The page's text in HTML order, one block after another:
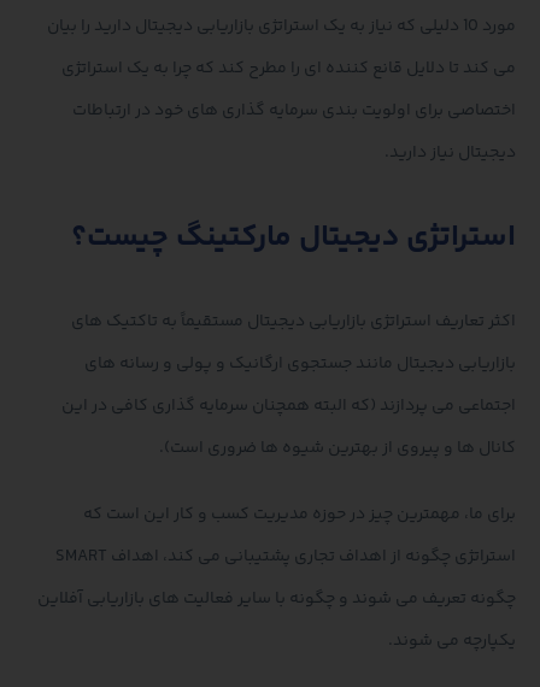
مورد 10 دلیلی که نیاز به یک استراتژی بازاریابی دیجیتال دارید را بیان
می کند تا دلایل قانع کننده ای را مطرح کند که چرا به یک استراتژی
اختصاصی برای اولویت بندی سرمایه گذاری های خود در ارتباطات
دیجیتال نیاز دارید.
استراتژی دیجیتال مارکتینگ چیست؟
اکثر تعاریف استراتژی بازاریابی دیجیتال مستقیماً به تاکتیک های
بازاریابی دیجیتال مانند جستجوی ارگانیک و پولی و رسانه های
اجتماعی می پردازند (که البته همچنان سرمایه گذاری کافی در این
کانال ها و پیروی از بهترین شیوه ها ضروری است).
برای ما، مهمترین چیز در حوزه مدیریت کسب و کار این است که
استراتژی چگونه از اهداف تجاری پشتیبانی می کند، اهداف SMART
چگونه تعریف می شوند و چگونه با سایر فعالیت های بازاریابی آفلاین
یکپارچه می شوند.